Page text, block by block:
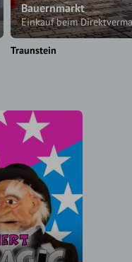
Bauernmarkt
Einkauf beim
Traunstein